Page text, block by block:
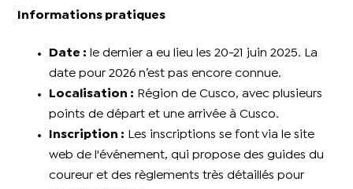
Informations pratiques
Date :
le dernier a eu lieu les 20-21 juin 2025. La
date pour 2026 n’est pas encore connue.
Localisation :
Région de Cusco, avec plusieurs
points de départ et une arrivée à Cusco.
Inscription :
Les inscriptions se font via le site
web de l'événement, qui propose des guides du
coureur et des règlements très détaillés pour